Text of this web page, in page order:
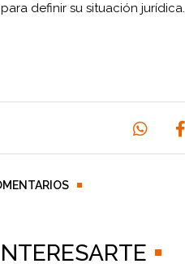
definir su situación jurídica.